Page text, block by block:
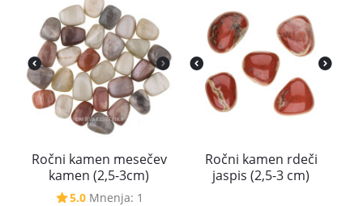
Ročni kamen mesečev
kamen (2,5-3cm)
5.0 Mnenja: 1
Ročni kamen rdeči
jaspis (2,5-3 cm)